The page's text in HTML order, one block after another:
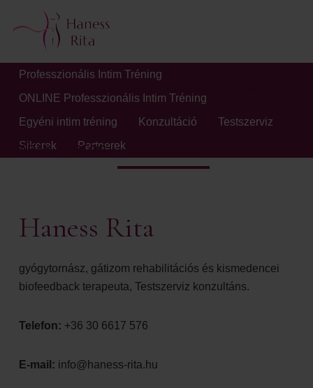
ÁRAK BLOG
Professzionális Intim Tréning
ONLINE Professzionális Intim Tréning
Egyéni intim tréning
Konzultáció
Testszerviz
Sikerek
Partnerek
Haness Rita
gyógytornász, gátizom rehabilitációs és kismedencei
biofeedback terapeuta, Testszerviz konzultáns.
Telefon: +36 30 6617 576
E-mail: info@haness-rita.hu